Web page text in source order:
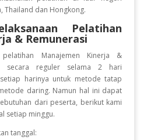
Thailand dan Hongkong.
Pelatihan
& Remunerasi
pelatihan Manajemen Kinerja &
secara reguler selama 2 hari
harinya untuk metode tatap
daring. Namun hal ini dapat
dari peserta, berikut kami
setiap minggu.
tanggal: